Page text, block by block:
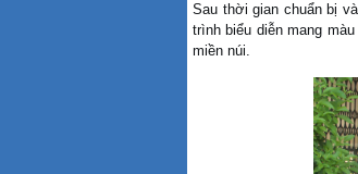
Sau thời gian chuẩn bị
trình biểu diễn mang
miền núi.